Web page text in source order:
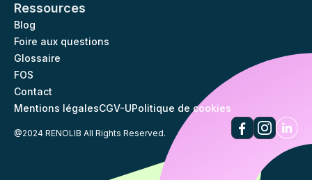
Ressources
Blog
Foire aux questions
Glossaire
FOS
Contact
Mentions légalesCGV-UPolitique de cookies
@2024 RENOLIB All Rights Reserved.